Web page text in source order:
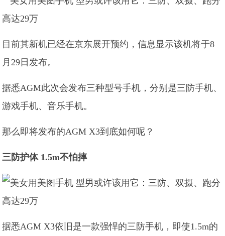
目前其新机已经在京东展开预约，信息显示该机将于8
月29日发布。
据悉AGM此次会发布三种型号手机，分别是三防手机、
游戏手机、音乐手机。
那么即将发布的AGM X3到底如何呢？
三防护体 1.5m不怕摔
据悉AGM X3依旧是一款强悍的三防手机，即使1.5m的